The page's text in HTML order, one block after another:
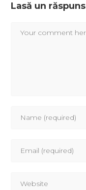
Lasă un răspuns